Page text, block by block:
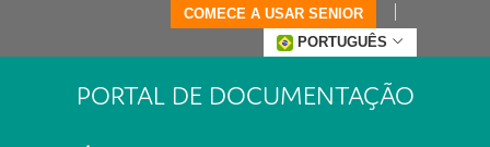
COMECE A USAR SENIOR
PORTUGUÊS
PORTAL DE DOCUMENTAÇÃO